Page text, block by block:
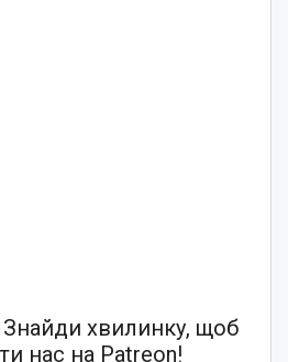
хвилинку, щоб
нас на Patreon!